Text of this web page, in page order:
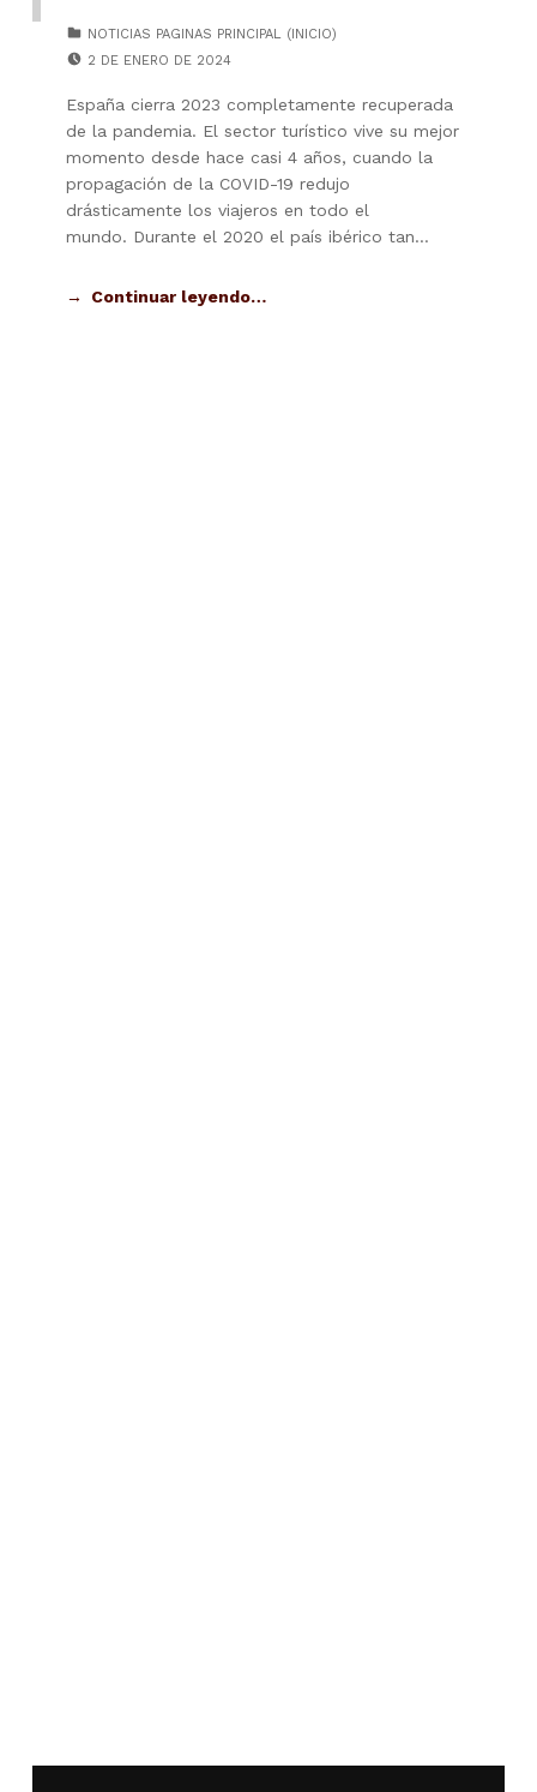
NOTICIAS PAGINAS PRINCIPAL (INICIO)
2 DE ENERO DE 2024
España cierra 2023 completamente recuperada
de la pandemia. El sector turístico vive su mejor
momento desde hace casi 4 años, cuando la
propagación de la COVID-19 redujo
drásticamente los viajeros en todo el
mundo. Durante el 2020 el país ibérico tan…
Continuar leyendo…